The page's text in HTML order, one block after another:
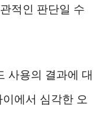
적인 판단일 수
사용의 결과에 대
에서 심각한 오